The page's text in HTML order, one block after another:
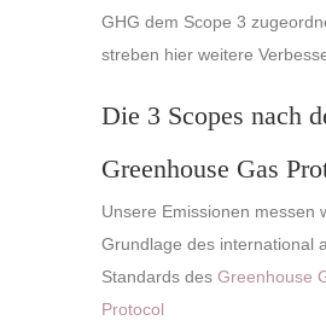
GHG dem Scope 3
streben hier weitere
Die 3 Scopes nach
Greenhouse Gas
Unsere Emissionen messen
Grundlage des international
Standards des Greenhouse
Protocol